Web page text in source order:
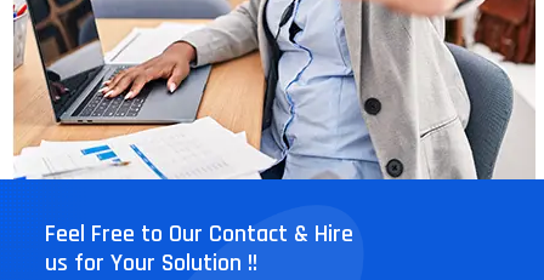
Feel Free to Our Contact & Hire
us for Your Solution !!